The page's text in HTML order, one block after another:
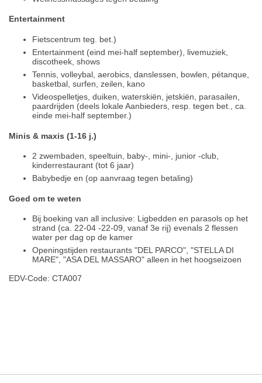
Entertainment
Fietscentrum teg. bet.)
Entertainment (eind mei-half september), livemuziek,
discotheek, shows
Tennis, volleybal, aerobics, danslessen, bowlen, pétanque,
basketbal, surfen, zeilen, kano
Videospelletjes, duiken, waterskiën, jetskiën, parasailen,
paardrijden (deels lokale Aanbieders, resp. tegen bet., ca.
einde mei-half september.)
Minis & maxis (1-16 j.)
2 zwembaden, speeltuin, baby-, mini-, junior -club,
kinderrestaurant (tot 6 jaar)
Babybedje en (op aanvraag tegen betaling)
Goed om te weten
Bij boeking van all inclusive: Ligbedden en parasols op het
strand (ca. 22-04 -22-09, vanaf 3e rij) evenals 2 flessen
water per dag op de kamer
Openingstijden restaurants "DEL PARCO", "STELLA DI
MARE", "ASA DEL MASSARO" alleen in het hoogseizoen
EDV-Code: CTA007